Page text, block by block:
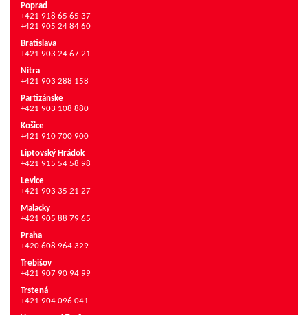
Poprad
+421 918 65 65 37
+421 905 24 84 60
Bratislava
+421 903 24 67 21
Nitra
+421 903 288 158
Partizánske
+421 903 108 880
Košice
+421 910 700 900
Liptovský Hrádok
+421 915 54 58 98
Levice
+421 903 35 21 27
Malacky
+421 905 88 79 65
Praha
+420 608 964 329
Trebišov
+421 907 90 94 99
Trstená
+421 904 096 041